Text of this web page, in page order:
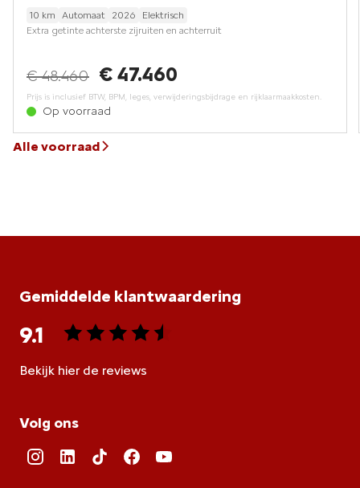
10 km Automaat 2026
Elektrisch
Extra getinte achterste zijruiten en achterruit
€ 48.460 € 47.460
Prijs is inclusief BTW, BPM, leges, verwijderingsbijdrage en rijklaarmaakkosten.
Op voorraad
Alle voorraad
Gemiddelde klantwaardering
9.1
Bekijk hier de reviews
van
sterren
Volg ons